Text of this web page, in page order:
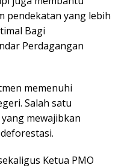
pendekatan yang lebih
Bagi
Perdagangan
memenuhi
Salah satu
mewajibkan
Ketua PMO